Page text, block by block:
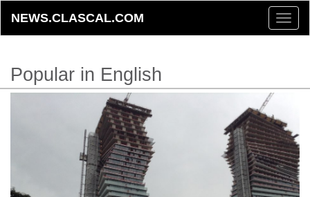
Toggle
NEWS.CLASCAL.COM
Popular in English